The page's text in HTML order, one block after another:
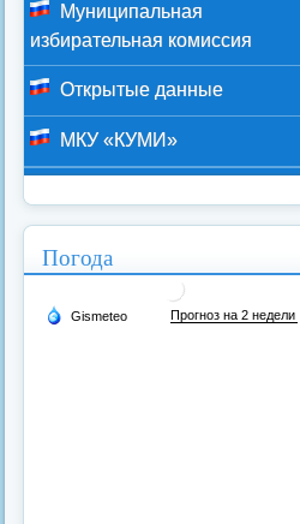
Муниципальная
избирательная комиссия
Открытые данные
МКУ «КУМИ»
Погода